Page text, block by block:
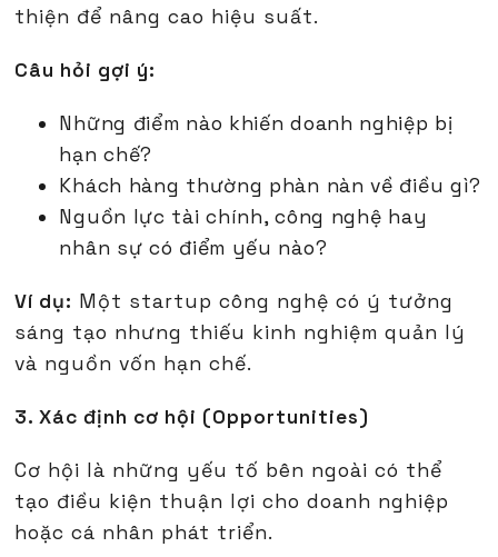
thiện để nâng cao hiệu suất.
Câu hỏi gợi ý:
Những điểm nào khiến doanh nghiệp bị
hạn chế?
Khách hàng thường phàn nàn về điều gì?
Nguồn lực tài chính, công nghệ hay
nhân sự có điểm yếu nào?
Ví dụ: Một startup công nghệ có ý tưởng
sáng tạo nhưng thiếu kinh nghiệm quản lý
và nguồn vốn hạn chế.
3. Xác định cơ hội (Opportunities)
Cơ hội là những yếu tố bên ngoài có thể
tạo điều kiện thuận lợi cho doanh nghiệp
hoặc cá nhân phát triển.